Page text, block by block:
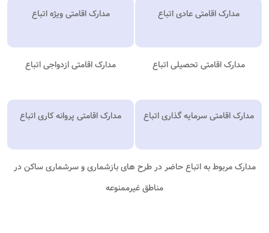
مدارک اقامتی عادی اتباع مدارک اقامتی ویژه اتباع
مدارک اقامتی تحصیلی اتباع مدارک اقامتی ازدواجی اتباع
مدارک اقامتی سرمایه گذاری اتباع مدارک اقامتی پروانه کاری اتباع
مدارک مربوط به اتباع حاضر در طرح های بازشماری و سرشماری ساکن در
مناطق غیرممنوعه